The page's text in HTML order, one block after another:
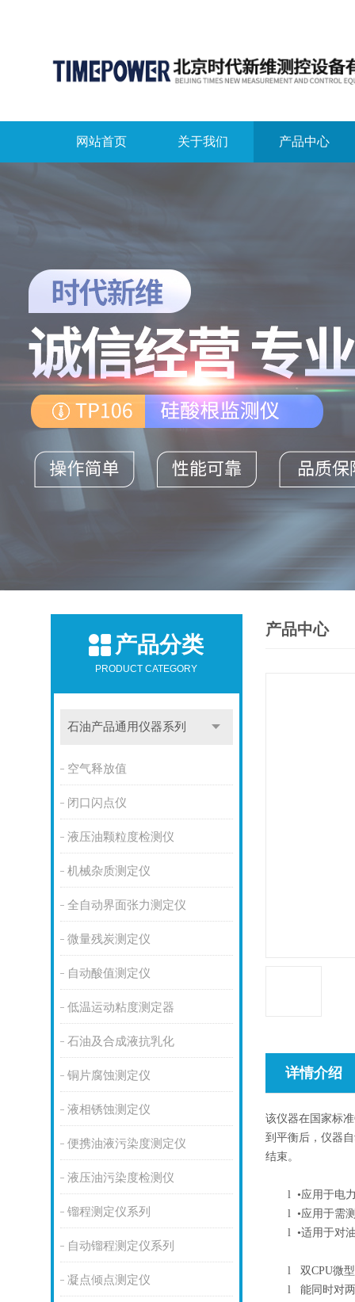
网站首页 关于我们 产品中心
产品分类
PRODUCT CATEGORY
石油产品通用仪器系列
空气释放值
闭口闪点仪
液压油颗粒度检测仪
机械杂质测定仪
全自动界面张力测定仪
微量残炭测定仪
自动酸值测定仪
低温运动粘度测定器
石油及合成液抗乳化
铜片腐蚀测定仪
液相锈蚀测定仪
便携油液污染度测定仪
液压油污染度检测仪
镏程测定仪系列
自动镏程测定仪系列
凝点倾点测定仪
产品中心
详情介绍
该仪器在国家标
到平衡后，仪器
结束。
l •应用于电
l •应用于需
l •适用于对
l
双CPU微
l
能同时对